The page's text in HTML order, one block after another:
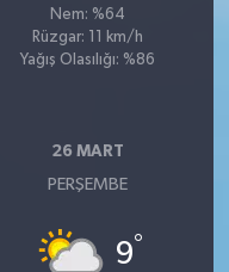
Nem: %64
Rüzgar: 11 km/h
Yağış Olasılığı: %86
26 MART
PERŞEMBE
9°